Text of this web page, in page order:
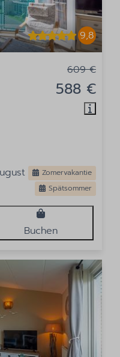
9,8
609 €
588 €
Zomervakantie
Spätsommer
Buchen